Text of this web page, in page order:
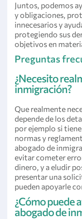
Juntos, podemos
y obligaciones,
innecesarios y
protegiendo sus
objetivos en
Preguntas
¿Necesito
inmigración?
Que realmente
depende de los
por ejemplo si
normas y
abogado de
evitar cometer
dinero, y a eludir
presentar una
pueden apoyarle
¿Cómo puede
abogado de